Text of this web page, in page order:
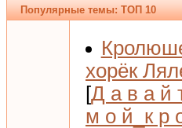
Популярные темы: ТОП 10
хорёк
[Д а в а й
м о й_к р